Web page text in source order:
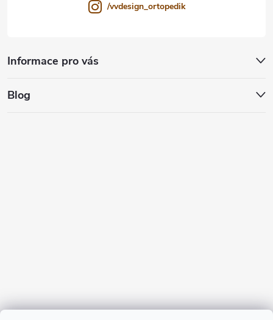
/vvdesign_ortopedik
Informace pro vás
Blog